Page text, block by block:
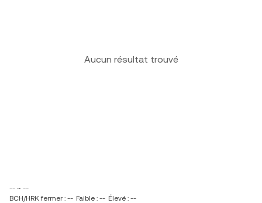
Aucun résultat trouvé
-- ~ --
BCH/HRK fermer : -- Faible : -- Élevé : --